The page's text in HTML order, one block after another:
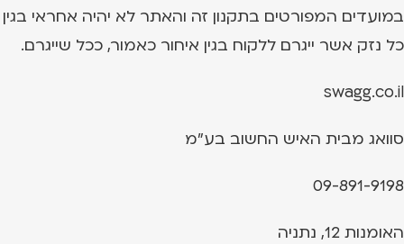
במועדים המפורטים בתקנון זה והאתר לא יהיה אחראי בגין
כל נזק אשר ייגרם ללקוח בגין איחור כאמור, ככל שייגרם.
swagg.co.il
סוואג מבית האיש החשוב בע"מ
09-891-9198
האומנות 12, נתניה